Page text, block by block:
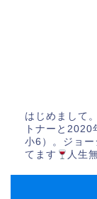
はじめまして
トナーと2020
小6）。ジョ
てます
人生